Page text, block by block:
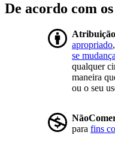
De acordo com
Atribuição
apropriado
se
qualquer
maneira
ou o seu
para fins